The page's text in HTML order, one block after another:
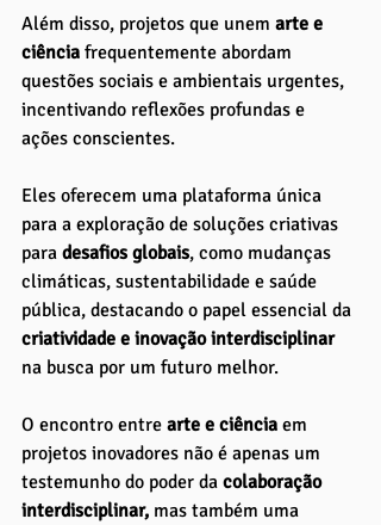
Além disso, projetos que unem arte e
ciência frequentemente abordam
questões sociais e ambientais urgentes,
incentivando reflexões profundas e
ações conscientes.
Eles oferecem uma plataforma única
para a exploração de soluções criativas
para desafios globais, como mudanças
climáticas, sustentabilidade e saúde
pública, destacando o papel essencial da
criatividade e inovação interdisciplinar
na busca por um futuro melhor.
O encontro entre arte e ciência em
projetos inovadores não é apenas um
testemunho do poder da colaboração
interdisciplinar, mas também uma